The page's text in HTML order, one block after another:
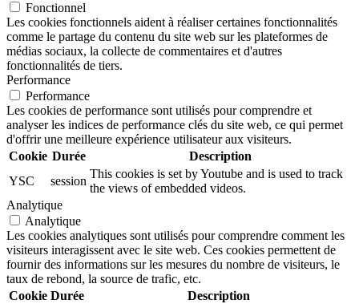
Fonctionnel
Les cookies fonctionnels aident à réaliser certaines fonctionnalités
comme le partage du contenu du site web sur les plateformes de
médias sociaux, la collecte de commentaires et d'autres
fonctionnalités de tiers.
Performance
Performance
Les cookies de performance sont utilisés pour comprendre et
analyser les indices de performance clés du site web, ce qui permet
d'offrir une meilleure expérience utilisateur aux visiteurs.
Cookie Durée
Description
YSC
session
This cookies is set by Youtube and is used to track
the views of embedded videos.
Analytique
Analytique
Les cookies analytiques sont utilisés pour comprendre comment les
visiteurs interagissent avec le site web. Ces cookies permettent de
fournir des informations sur les mesures du nombre de visiteurs, le
taux de rebond, la source de trafic, etc.
Cookie Durée Description